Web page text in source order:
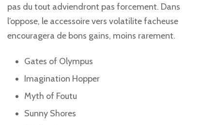
pas du tout adviendront pas forcement. Dans
l’oppose, le accessoire vers volatilite facheuse
encouragera de bons gains, moins rarement.
Gates of Olympus
Imagination Hopper
Myth of Foutu
Sunny Shores